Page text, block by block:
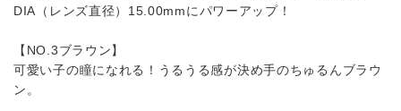
DIA（レンズ直径）15.00mmにパワーアップ！
【NO.3ブラウン】
可愛い子の瞳になれる！うるうる感が決め手のちゅるんブラウ
ン。